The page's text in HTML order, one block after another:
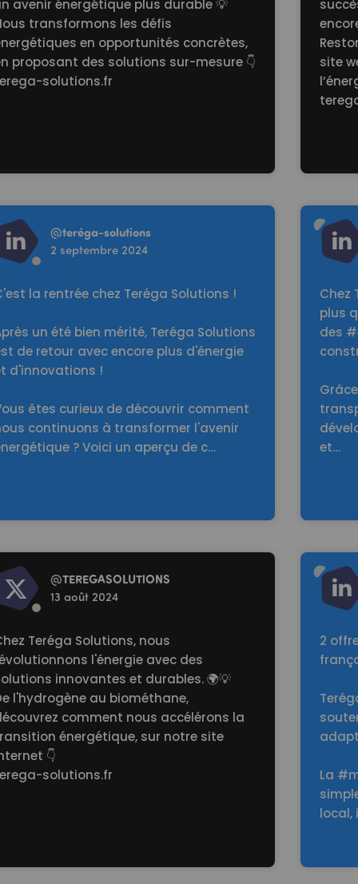
avenir énergétique plus durable 💡
transformons les défis
en opportunités concrètes,
proposant des solutions sur-mesure 👇
solutions.fr
site
more
@teréga-solutions
2 septembre 2024
la rentrée chez Teréga Solutions !
un été bien mérité, Teréga Solutions
de retour avec encore plus d'énergie
d'innovations !
êtes curieux de découvrir comment
continuons à transformer l'avenir
? Voici un aperçu de c…
Read
Chez
plus
des
et…
more
@TEREGASOLUTlONS
13 août 2024
Teréga Solutions, nous
l'énergie avec des
innovantes et durables. 🌍💡
l'hydrogène au biométhane,
comment nous accélérons la
énergétique, sur notre site
👇
solutions.fr
Read
2
La
local,